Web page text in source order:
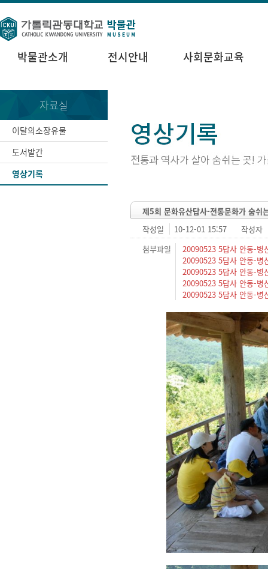
박물관소개 전시안내 사회문화교육
자료실
이달의소장유물
도서발간
영상기록
제5회 문화유산답사-전통문화가 숨쉬
작성일
10-12-01 15:57
작성자
첨부파일
20090523 5답사 안동-병
20090523 5답사 안동-병
20090523 5답사 안동-병
20090523 5답사 안동-병
20090523 5답사 안동-병